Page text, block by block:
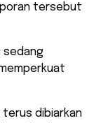
tersebut
sedang
terus dibiarkan